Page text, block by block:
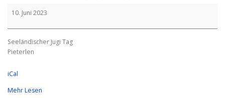
ESSEN/TRINKEN/SCHLAFEN
ÜBER UNS
Tag
10. Juni 2023
Seeländischer Jugi Tag
Pieterlen
iCal
Mehr Lesen